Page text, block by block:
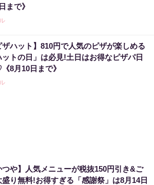
まで》
ザハット】810円で人気のピザが楽しめる
ットの日」は必見!土日はお得なピザパ日
8月10日まで》
つや】人気メニューが税抜150円引き&ご
盛り無料!お得すぎる「感謝祭」は8月14日